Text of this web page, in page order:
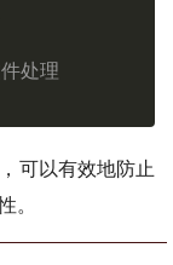
处理
可以有效地防止
。